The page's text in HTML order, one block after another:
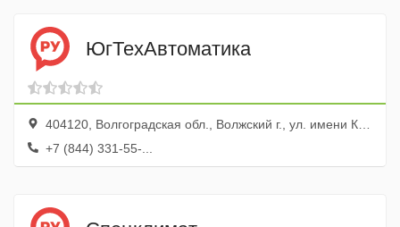
ЮгТехАвтоматика
404120, Волгоградская обл., Волжский г., ул. имени Карла Маркса, 52, Офис 7
+7 (844) 331-55-...